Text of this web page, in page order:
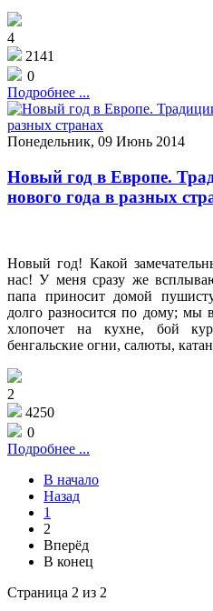
4
2141
0
Подробнее ...
Понедельник, 09 Июнь 2014
Новый год в Европе.
нового года в разных
Новый год! Какой
нас! У меня сразу же
папа приносит домой
долго разносится по дому; мы
хлопочет на кухне, бой
бенгальские огни, салюты,
2
4250
0
Подробнее ...
В начало
Назад
1
2
Вперёд
В конец
Страница 2 из 2